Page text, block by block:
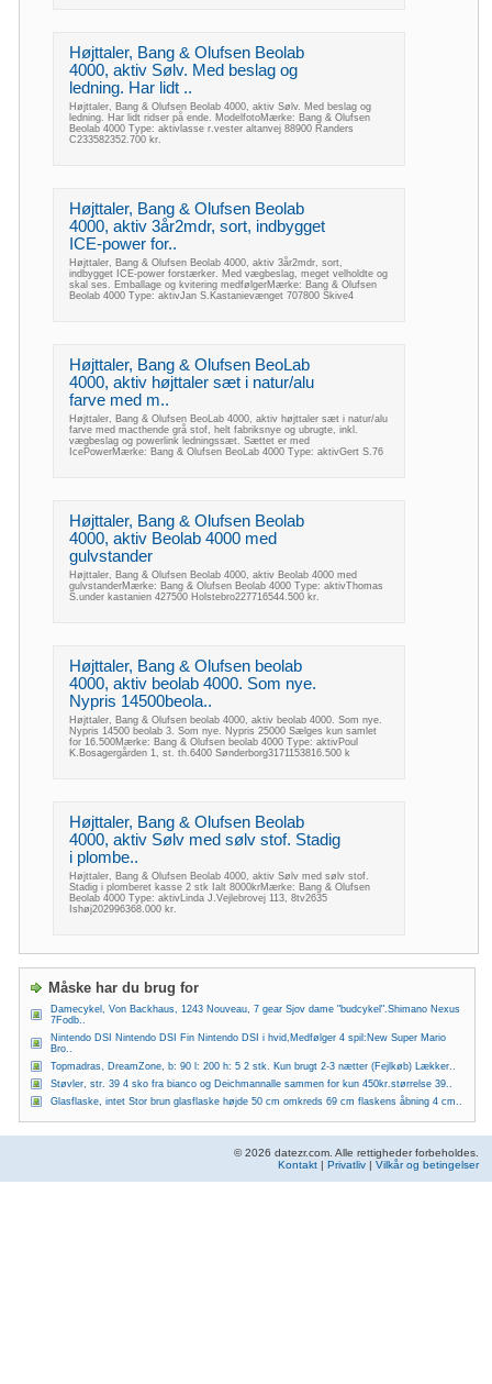
Højttaler, Bang & Olufsen Beolab
4000, aktiv Sølv. Med beslag og
ledning. Har lidt ..
Højttaler, Bang & Olufsen Beolab 4000, aktiv Sølv. Med beslag og
ledning. Har lidt ridser på ende. ModelfotoMærke: Bang & Olufsen
Beolab 4000 Type: aktivlasse r.vester altanvej 88900 Randers
C233582352.700 kr.
Højttaler, Bang & Olufsen Beolab
4000, aktiv 3år2mdr, sort, indbygget
ICE-power for..
Højttaler, Bang & Olufsen Beolab 4000, aktiv 3år2mdr, sort,
indbygget ICE-power forstærker. Med vægbeslag, meget velholdte og
skal ses. Emballage og kvitering medfølgerMærke: Bang & Olufsen
Beolab 4000 Type: aktivJan S.Kastanievænget 707800 Skive4
Højttaler, Bang & Olufsen BeoLab
4000, aktiv højttaler sæt i natur/alu
farve med m..
Højttaler, Bang & Olufsen BeoLab 4000, aktiv højttaler sæt i natur/alu
farve med macthende grå stof, helt fabriksnye og ubrugte, inkl.
vægbeslag og powerlink ledningssæt. Sættet er med
IcePowerMærke: Bang & Olufsen BeoLab 4000 Type: aktivGert S.76
Højttaler, Bang & Olufsen Beolab
4000, aktiv Beolab 4000 med
gulvstander
Højttaler, Bang & Olufsen Beolab 4000, aktiv Beolab 4000 med
gulvstanderMærke: Bang & Olufsen Beolab 4000 Type: aktivThomas
S.under kastanien 427500 Holstebro227716544.500 kr.
Højttaler, Bang & Olufsen beolab
4000, aktiv beolab 4000. Som nye.
Nypris 14500beola..
Højttaler, Bang & Olufsen beolab 4000, aktiv beolab 4000. Som nye.
Nypris 14500 beolab 3. Som nye. Nypris 25000 Sælges kun samlet
for 16.500Mærke: Bang & Olufsen beolab 4000 Type: aktivPoul
K.Bosagergården 1, st. th.6400 Sønderborg3171153816.500 k
Højttaler, Bang & Olufsen Beolab
4000, aktiv Sølv med sølv stof. Stadig
i plombe..
Højttaler, Bang & Olufsen Beolab 4000, aktiv Sølv med sølv stof.
Stadig i plomberet kasse 2 stk Ialt 8000krMærke: Bang & Olufsen
Beolab 4000 Type: aktivLinda J.Vejlebrovej 113, 8tv2635
Ishøj202996368.000 kr.
Måske har du brug for
Damecykel, Von Backhaus, 1243 Nouveau, 7 gear Sjov dame "budcykel".Shimano Nexus
7Fodb..
Nintendo DSI Nintendo DSI Fin Nintendo DSI i hvid,Medfølger 4 spil:New Super Mario
Bro..
Topmadras, DreamZone, b: 90 l: 200 h: 5 2 stk. Kun brugt 2-3 nætter (Fejlkøb) Lækker..
Støvler, str. 39 4 sko fra bianco og Deichmannalle sammen for kun 450kr.størrelse 39..
Glasflaske, intet Stor brun glasflaske højde 50 cm omkreds 69 cm flaskens åbning 4 cm..
© 2026 datezr.com. Alle rettigheder forbeholdes.
Kontakt | Privatliv | Vilkår og betingelser